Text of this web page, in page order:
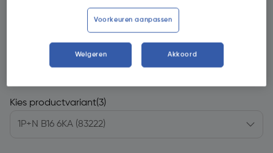
€ 7,86
Kies productvariant(3)
Voorkeuren aanpassen
Weigeren Akkoord